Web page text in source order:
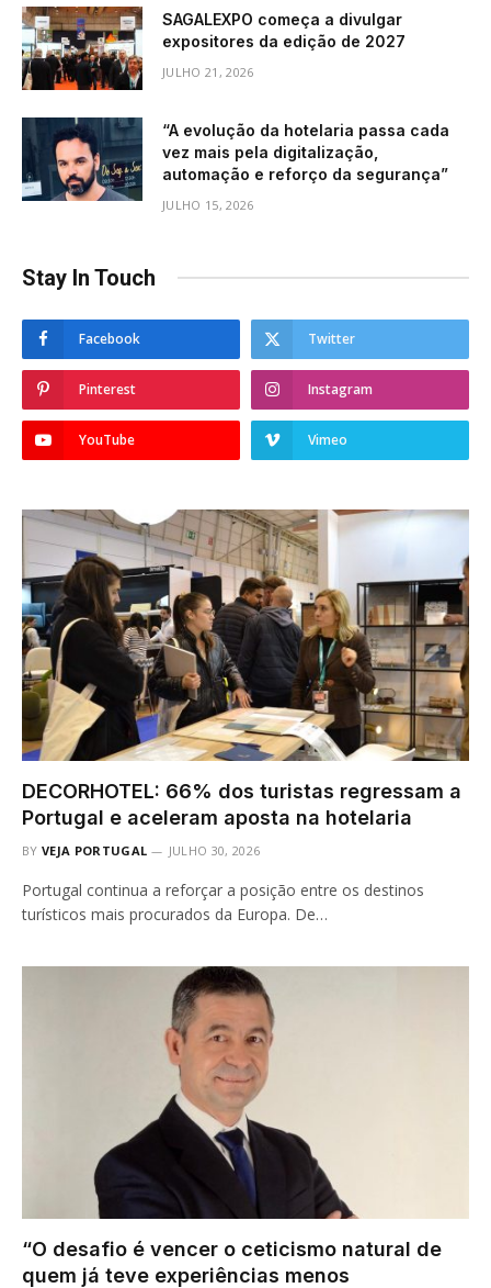
SAGALEXPO começa a divulgar
expositores da edição de 2027
JULHO 21, 2026
“A evolução da hotelaria passa cada
vez mais pela digitalização,
automação e reforço da segurança”
JULHO 15, 2026
Stay In Touch
Facebook Twitter
Pinterest Instagram
YouTube Vimeo
DECORHOTEL: 66% dos turistas regressam a
Portugal e aceleram aposta na hotelaria
BY VEJA PORTUGAL JULHO 30, 2026
Portugal continua a reforçar a posição entre os destinos
turísticos mais procurados da Europa. De…
“O desafio é vencer o ceticismo natural de
quem já teve experiências menos